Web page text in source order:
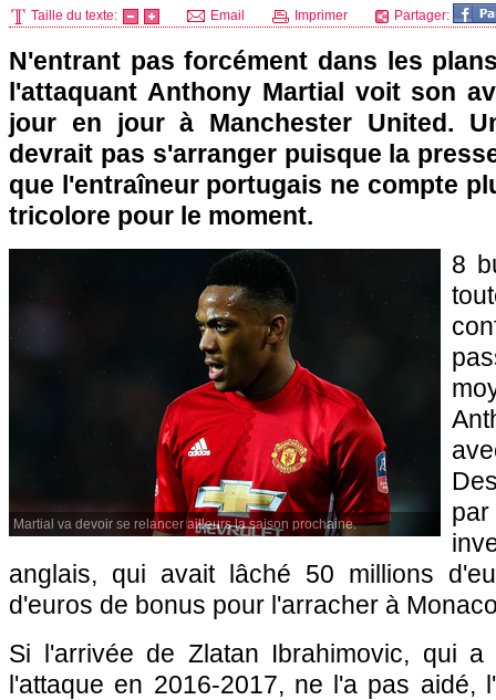
Taille du texte: Email Imprimer Partager:
N'entrant pas forcément dans les
l'attaquant Anthony Martial voit son
jour en jour à Manchester United.
devrait pas s'arranger puisque la
que l'entraîneur portugais ne compte
tricolore pour le moment.
Martial va devoir se relancer ailleurs la saison prochaine.
8
anglais, qui avait lâché 50 millions
d'euros de bonus pour l'arracher à
Si l'arrivée de Zlatan Ibrahimovic, qui
l'attaque en 2016-2017, ne l'a pas aidé,